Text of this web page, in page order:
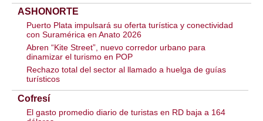
ASHONORTE
Puerto Plata impulsará su oferta turística y conectividad
con Suramérica en Anato 2026
Abren “Kite Street”, nuevo corredor urbano para
dinamizar el turismo en POP
Rechazo total del sector al llamado a huelga de guías
turísticos
Cofresí
El gasto promedio diario de turistas en RD baja a 164